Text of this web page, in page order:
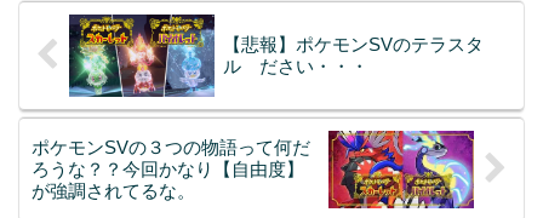
【悲報】ポケモンSVのテラスタ
ル ださい・・・
ポケモンSVの３つの物語って何だ
ろうな？？今回かなり【自由度】
が強調されてるな。